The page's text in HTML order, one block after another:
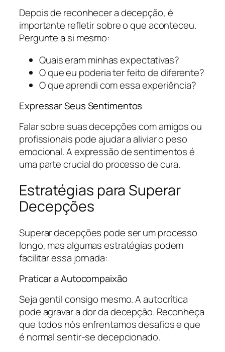
Depois de reconhecer a decepção, é
importante refletir sobre o que aconteceu.
Pergunte a si mesmo:
Quais eram minhas expectativas?
O que eu poderia ter feito de diferente?
O que aprendi com essa experiência?
Expressar Seus Sentimentos
Falar sobre suas decepções com amigos ou
profissionais pode ajudar a aliviar o peso
emocional. A expressão de sentimentos é
uma parte crucial do processo de cura.
Estratégias para Superar
Decepções
Superar decepções pode ser um processo
longo, mas algumas estratégias podem
facilitar essa jornada:
Praticar a Autocompaixão
Seja gentil consigo mesmo. A autocrítica
pode agravar a dor da decepção. Reconheça
que todos nós enfrentamos desafios e que
é normal sentir-se decepcionado.